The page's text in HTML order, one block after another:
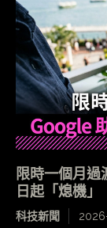
限時一個月
日起「熄機」
科技新聞